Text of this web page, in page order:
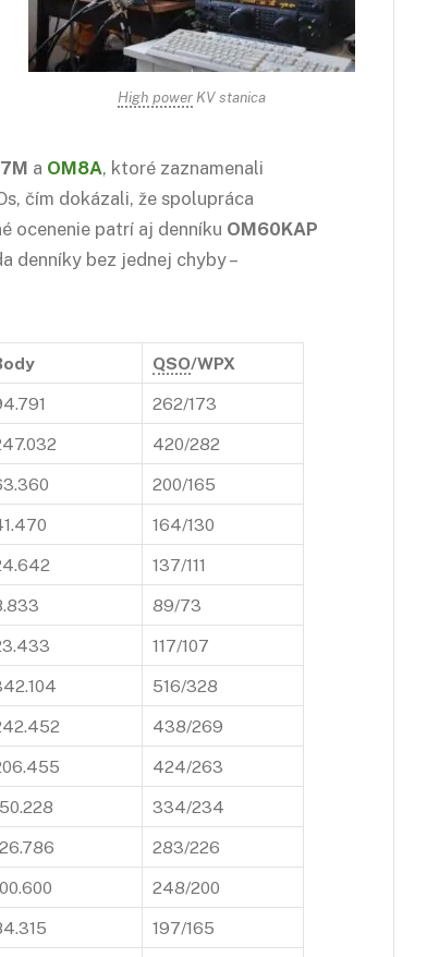
High powerKV stanica
a OM8A, ktoré zaznamenali
čím dokázali, že spolupráca
ocenenie patrí aj denníku OM60KAP
denníky bez jednej chyby –
QSO/WPX
262/173
420/282
200/165
164/130
137/111
89/73
117/107
516/328
438/269
424/263
334/234
283/226
248/200
197/165